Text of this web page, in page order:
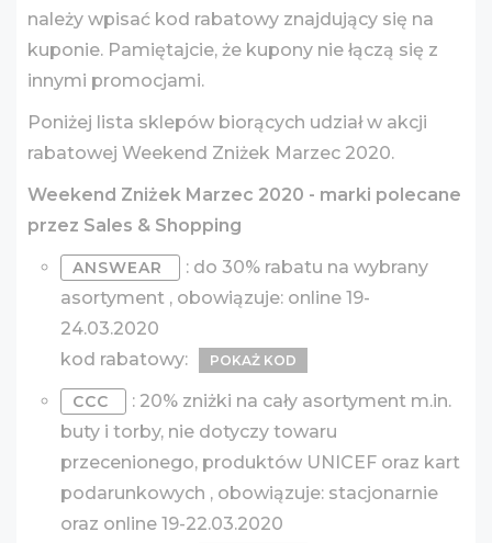
należy wpisać kod rabatowy znajdujący się na
kuponie. Pamiętajcie, że kupony nie łączą się z
innymi promocjami.
Poniżej lista sklepów biorących udział w akcji
rabatowej Weekend Zniżek Marzec 2020.
Weekend Zniżek Marzec 2020 - marki polecane
przez Sales & Shopping
ANSWEAR
: do 30% rabatu na wybrany
asortyment , obowiązuje: online 19-
24.03.2020
kod rabatowy:
POKAŻ KOD
CCC
: 20% zniżki na cały asortyment m.in.
buty i torby, nie dotyczy towaru
przecenionego, produktów UNICEF oraz kart
podarunkowych , obowiązuje: stacjonarnie
oraz online 19-22.03.2020